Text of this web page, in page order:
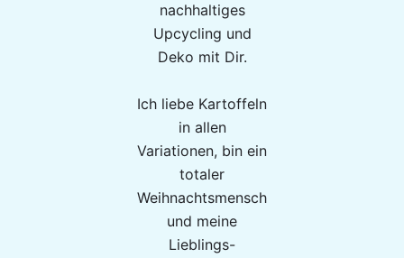
nachhaltiges
Upcycling und
Deko mit Dir.
Ich liebe Kartoffeln
in allen
Variationen, bin ein
totaler
Weihnachtsmensch
und meine
Lieblings-